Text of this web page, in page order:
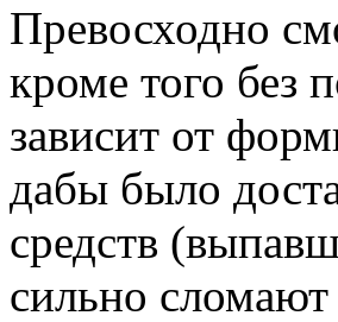
Превосходно
кроме того без
зависит от
дабы было
средств
сильно